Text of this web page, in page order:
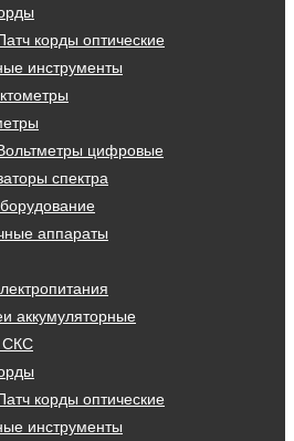
корды оптические
инструменты
цифровые
спектра
аппараты
аккумуляторные
СКС
корды оптические
инструменты